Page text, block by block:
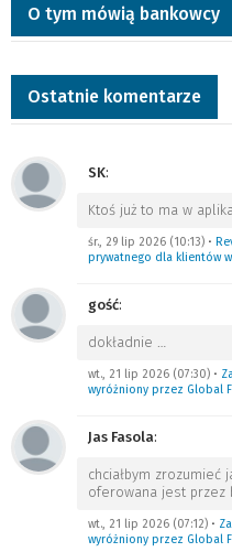
O tym mówią bankowcy
Ostatnie komentarze
SK:
Ktoś już to ma w
śr., 29 lip 2026 (10:13) •
prywatnego dla klientów
gość:
dokładnie …
wt., 21 lip 2026 (07:30) •
wyróżniony przez Global
Jas Fasola:
chciałbym zrozumieć
oferowana jest przez
wt., 21 lip 2026 (07:12) •
wyróżniony przez Global